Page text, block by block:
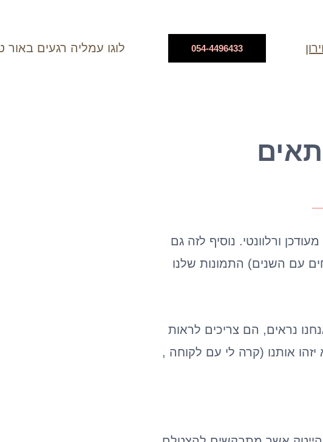
054-4496433
ורלוונטי. נוסיף לזה גם
עם השנים) התמונות שלנו
נראים, הם צריכים לראות
אותנו (קרה לי עם לקוחה ,